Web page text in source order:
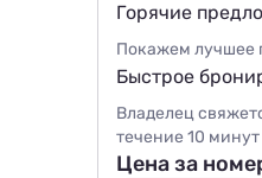
Горячие
Покажем лучшее
Быстрое
Владелец
течение 10 минут
Цена за